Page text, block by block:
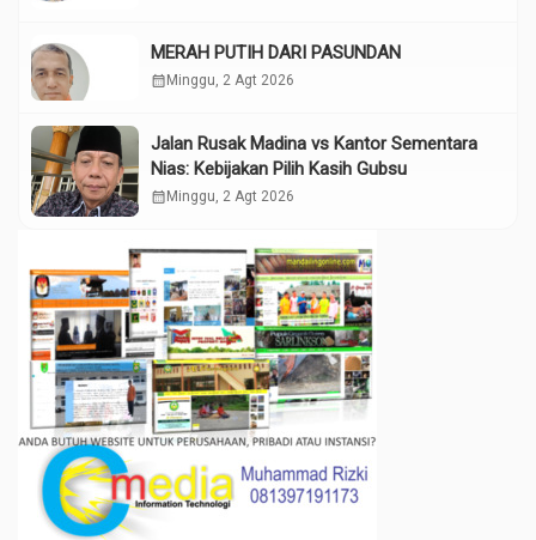
MERAH PUTIH DARI PASUNDAN
calendar_month Minggu, 2 Agt 2026
Jalan Rusak Madina vs Kantor Sementara
Nias: Kebijakan Pilih Kasih Gubsu
calendar_month Minggu, 2 Agt 2026